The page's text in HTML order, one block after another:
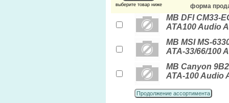
выберите товар ниже
форма
MB DFI CM33-
ATA100 Audio
MB MSI MS-
ATA-33/66/100
MB Canyon
ATA-100 Audio
Продолжение ассортимента